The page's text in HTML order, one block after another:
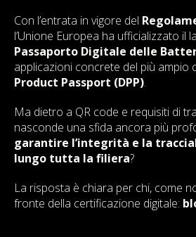
Con l’entrata in vigore del
l’Unione Europea ha ufficializzato il
Passaporto Digitale delle
applicazioni concrete del più ampio
Product Passport (DPP).
Ma dietro a QR code e requisiti di
nasconde una sfida ancora più
garantire l’integrità e la
lungo tutta la filiera?
La risposta è chiara per chi, come
fronte della certificazione digitale: